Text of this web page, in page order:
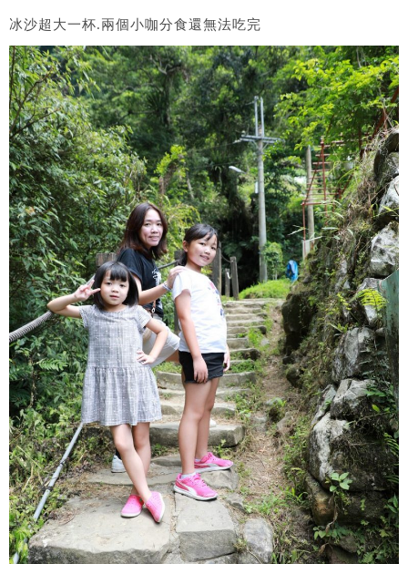
冰沙超大一杯.兩個小咖分食還無法吃完